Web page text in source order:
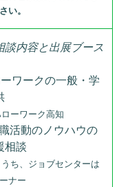
い。
談内容と出展ブース
ワークの一般・学
ーワーク高知
活動のノウハウの
相談
ち、ジョブセンターは
ナー